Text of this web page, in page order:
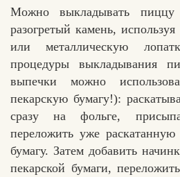
Можно выкладывать пиццу
разогретый камень,
или металлическую
процедуры выкладывания
выпечки можно
пекарскую бумагу!):
сразу на фольге,
переложить уже
бумагу. Затем добавить
пекарской бумаги,